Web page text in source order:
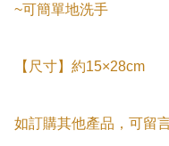
~可簡單地洗手
【尺寸】約15×28cm
如訂購其他產品，可留言